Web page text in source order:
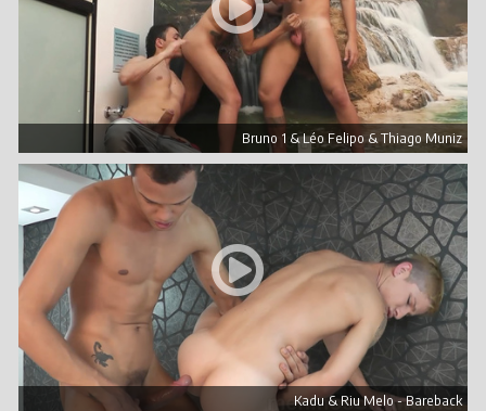
Bruno 1 & Léo Felipo & Thiago Muniz
Kadu & Riu Melo - Bareback